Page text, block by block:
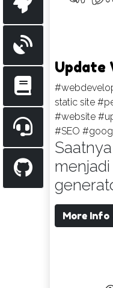
Update
static site
#website
#SEO
More Info